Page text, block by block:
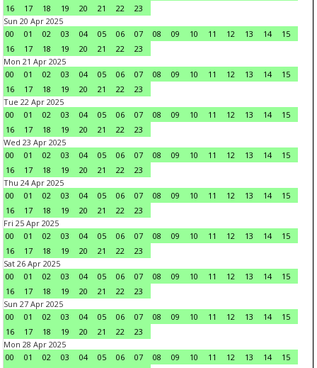
16
17 18 19 20 21 22
23
Sun 20 Apr 2025
00
01 02 03 04 05 06 07 08 09 10 11 12 13 14
15
16
17 18 19 20 21 22
23
Mon 21 Apr 2025
00
01 02 03 04 05 06 07 08 09 10 11 12 13 14
15
16
17 18 19 20 21 22
23
Tue 22 Apr 2025
00
01 02 03 04 05 06 07 08 09 10 11 12 13 14
15
16
17 18 19 20 21 22
23
Wed 23 Apr 2025
00
01 02 03 04 05 06 07 08 09 10 11 12 13 14
15
16
17 18 19 20 21 22
23
Thu 24 Apr 2025
00
01 02 03 04 05 06 07 08 09 10 11 12 13 14
15
16
17 18 19 20 21 22
23
Fri 25 Apr 2025
00
01 02 03 04 05 06 07 08 09 10 11 12 13 14
15
16
17 18 19 20 21 22
23
Sat 26 Apr 2025
00
01 02 03 04 05 06 07 08 09 10 11 12 13 14
15
16
17 18 19 20 21 22
23
Sun 27 Apr 2025
00
01 02 03 04 05 06 07 08 09 10 11 12 13 14
15
16
17 18 19 20 21 22
23
Mon 28 Apr 2025
00
01 02 03 04 05 06 07 08 09 10 11 12 13 14
15